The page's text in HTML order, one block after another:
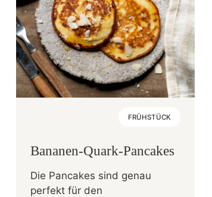
FRÜHSTÜCK
Bananen-Quark-Pancakes
Die Pancakes sind genau
perfekt für den